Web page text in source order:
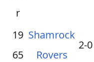
r
19
65
Shamrock
Rovers
2-0